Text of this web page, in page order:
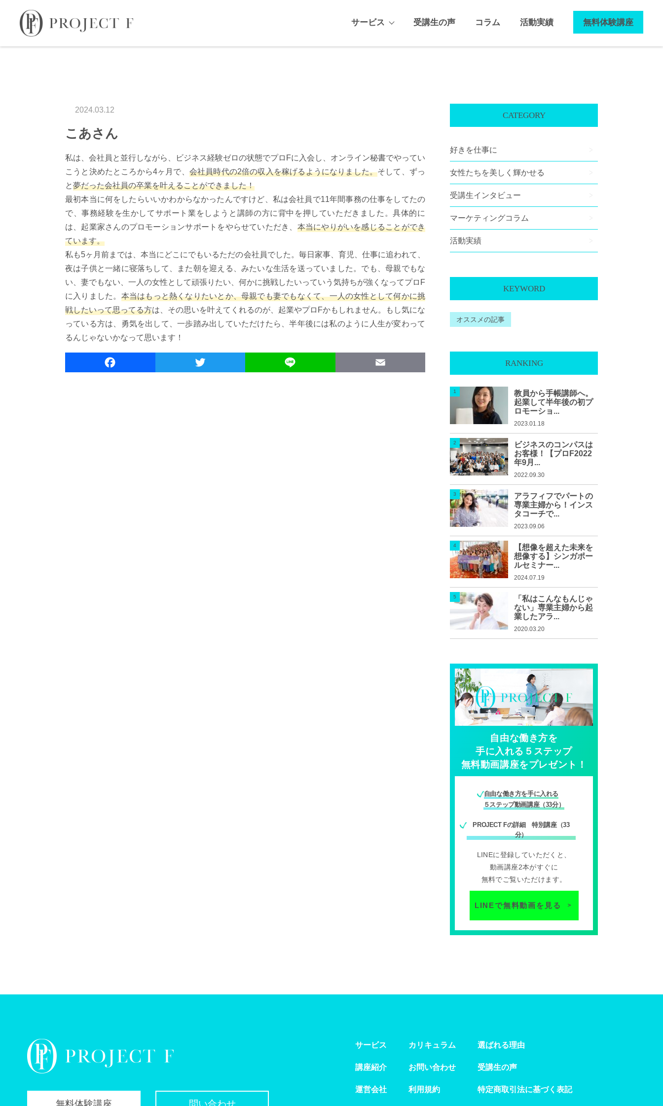
サービス 受講生の声 コラム 活動実績 無料体験講座
2024.03.12
こあさん
私は、会社員と並行しながら、ビジネス経験ゼロの状態でプロFに入会し、オンライン秘書でやってい
こうと決めたところから4ヶ月で、 会社員時代の2倍の収入を稼げるようになりました。そして、ずっ
と夢だった会社員の卒業を叶えることができました！
最初本当に何をしたらいいかわからなかったんですけど、私は会社員で11年間事務の仕事をしてたの
で、事務経験を生かしてサポート業をしようと講師の方に背中を押していただきました。具体的に
は、起業家さんのプロモーションサポートをやらせていただき、 本当にやりがいを感じることができ
ています。
私も5ヶ月前までは、本当にどこにでもいるただの会社員でした。毎日家事、育児、仕事に追われて、
夜は子供と一緒に寝落ちして、また朝を迎える、みたいな生活を送っていました。でも、母親でもな
い、妻でもない、一人の女性として頑張りたい、何かに挑戦したいっていう気持ちが強くなってプロF
に入りました。 本当はもっと熱くなりたいとか、母親でも妻でもなくて、一人の女性として何かに挑
戦したいって思ってる方は、その思いを叶えてくれるのが、起業やプロFかもしれません。もし気にな
っている方は、勇気を出して、一歩踏み出していただけたら、半年後には私のように人生が変わって
るんじゃないかなって思います！
a
w
i
CATEGORY
好きを仕事に
女性たちを美しく輝かせる
受講生インタビュー
マーケティングコラム
活動実績
KEYWORD
オススメの記事
RANKING
教員から手帳講師へ。
起業して半年後の初プ
ロモーショ...
2023.01.18
ビジネスのコンパスは
お客様！【プロF2022
年9月...
2022.09.30
アラフィフでパートの
専業主婦から！インス
タコーチで...
2023.09.06
【想像を超えた未来を
想像する】シンガポー
ルセミナー...
2024.07.19
「私はこんなもんじゃ
ない」専業主婦から起
業したアラ...
2020.03.20
自由な働き方を
手に入れる５ステップ
無料動画講座をプレゼント！
自由な働き方を手に入れる
５ステップ動画講座（33分）
PROJECT Fの詳細 特別講座（33
分）
LINEに登録していただくと、
動画講座2本がすぐに
無料でご覧いただけます。
LINEで無料動画を見る ＞
無料体験講座 問い合わせ
サービス
講座紹介
運営会社
カリキュラム
お問い合わせ
利用規約
選ばれる理由
受講生の声
特定商取引法に基づく表記